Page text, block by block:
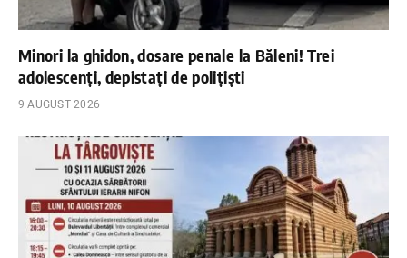
Minori la ghidon, dosare penale la Băleni! Trei
adolescenți, depistați de polițiști
9 AUGUST 2026